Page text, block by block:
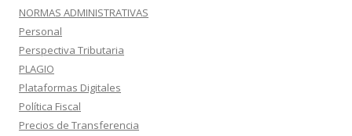
NORMAS ADMINISTRATIVAS
Personal
Perspectiva Tributaria
PLAGIO
Plataformas Digitales
Política Fiscal
Precios de Transferencia